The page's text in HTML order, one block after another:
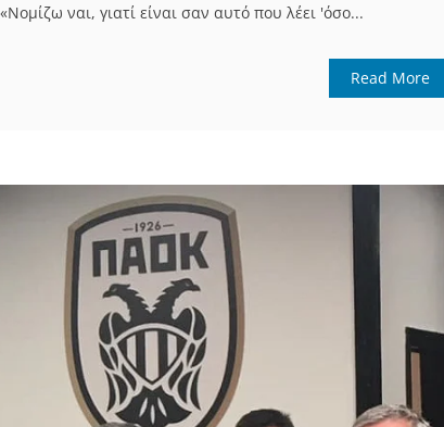
ναι, γιατί είναι σαν αυτό που λέει 'όσο...
Read More